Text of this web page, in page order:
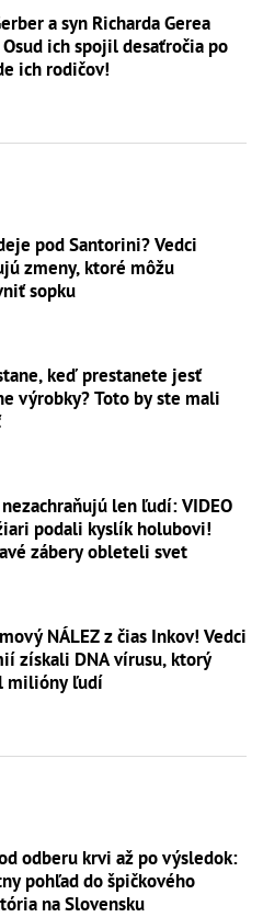
a syn Richarda Gerea
ich spojil desaťročia po
ich rodičov!
pod Santorini? Vedci
zmeny, ktoré môžu
sopku
keď prestanete jesť
výrobky? Toto by ste mali
len ľudí: VIDEO
podali kyslík holubovi!
zábery obleteli svet
NÁLEZ z čias Inkov! Vedci
získali DNA vírusu, ktorý
milióny ľudí
odberu krvi až po výsledok:
pohľad do špičkového
na Slovensku